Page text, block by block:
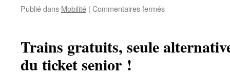
Publié dans Mobilité | Commentaires ferméssur
bien,
Trains gratuits, seule
du ticket senior !